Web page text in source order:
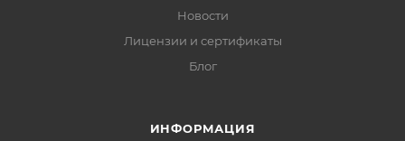
Новости
Лицензии и сертификаты
Блог
ИНФОРМАЦИЯ